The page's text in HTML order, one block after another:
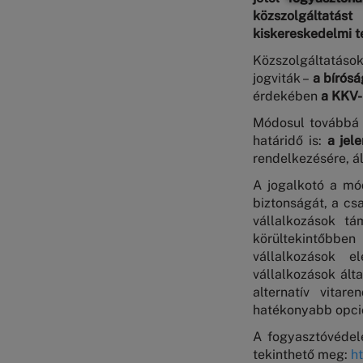
kiskereskedelmi
jogviták – a
érdekében a
Módosul
határidő is: a
rendelkezésére,
A jogalkotó a
biztonságát, a
vállalkozások
vállalkozások
vállalkozások
alternatív
hatékonyabb
A
tekinthető meg: